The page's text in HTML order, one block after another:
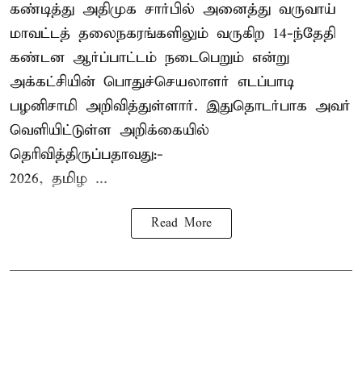
கண்டித்து அதிமுக சார்பில் அனைத்து வருவாய்
மாவட்டத் தலைநகரங்களிலும் வருகிற 14-ந்தேதி
கண்டன ஆர்ப்பாட்டம் நடைபெறும் என்று
அக்கட்சியின் பொதுச்செயலாளர் எடப்பாடி
பழனிசாமி அறிவித்துள்ளார். இதுதொடர்பாக அவர்
வெளியிட்டுள்ள அறிக்கையில்
தெரிவித்திருப்பதாவது:-
2026, தமிழ ...
Read More